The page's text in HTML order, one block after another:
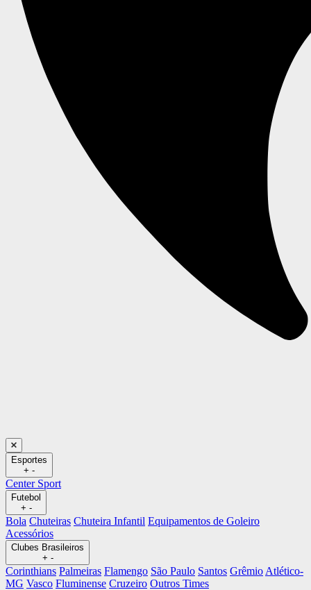
Esportes
+ -
Center Sport
Futebol
+ -
Bola Chuteiras Chuteira Infantil Equipamentos de Goleiro
Acessórios
Clubes Brasileiros
+ -
Corinthians Palmeiras Flamengo São Paulo Santos Grêmio Atlético-
MG Vasco Fluminense Cruzeiro Outros Times